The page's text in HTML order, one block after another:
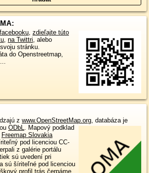
, zdieľajte túto
, na Twittri, alebo
stránku.
do Openstreetmap,
z www.OpenStreetMap.org , databáza je
ODbL
Mapový podklad
Freemap Slovakia
pod licenciou CC-
z galérie portálu
sú uvedení pri
sú šíriteľné pod licenciou
profil trás čerpáme